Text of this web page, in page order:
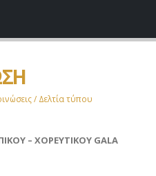
/ Δελτία τύπου
– ΧΟΡΕΥΤΙΚΟΥ GALA